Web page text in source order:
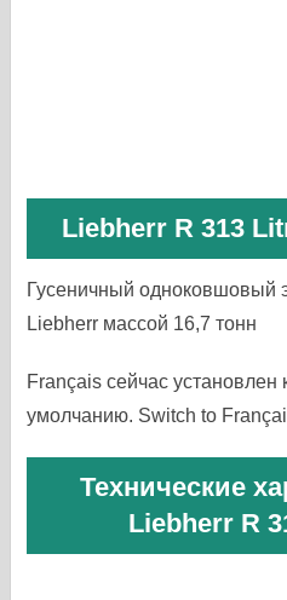
Liebherr R 313
Гусеничный одноковшовый
Liebherr массой 16,7 тонн
Français сейчас установлен
умолчанию. Switch to
Технические
Liebherr R